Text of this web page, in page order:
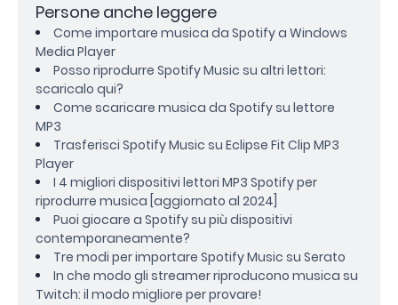
Persone anche leggere
Come importare musica da Spotify a Windows
Media Player
Posso riprodurre Spotify Music su altri lettori:
scaricalo qui?
Come scaricare musica da Spotify su lettore
MP3
Trasferisci Spotify Music su Eclipse Fit Clip MP3
Player
I 4 migliori dispositivi lettori MP3 Spotify per
riprodurre musica [aggiornato al 2024]
Puoi giocare a Spotify su più dispositivi
contemporaneamente?
Tre modi per importare Spotify Music su Serato
In che modo gli streamer riproducono musica su
Twitch: il modo migliore per provare!